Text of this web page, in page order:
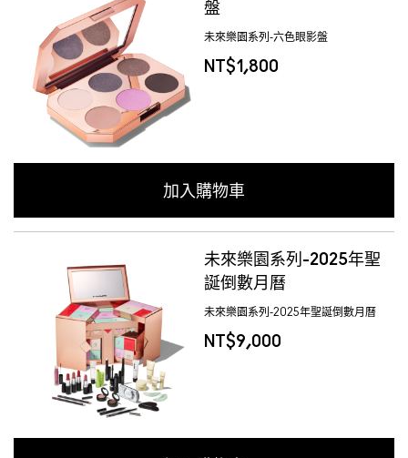
盤
未來樂園系列-六色眼影盤
NT$1,800
加入購物車
未來樂園系列-2025年聖
誕倒數月曆
未來樂園系列-2025年聖誕倒數月曆
NT$9,000